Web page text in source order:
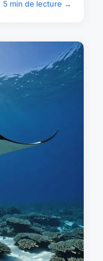
5 min de lecture →